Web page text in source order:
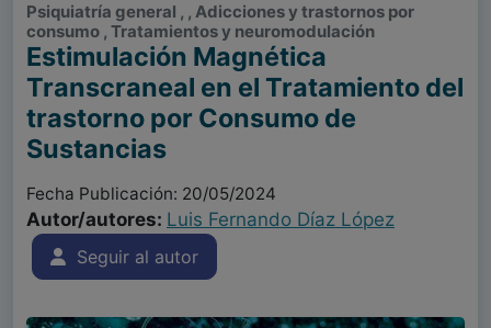
Psiquiatría general , , Adicciones y trastornos por
consumo , Tratamientos y neuromodulación
Estimulación Magnética
Transcraneal en el Tratamiento del
trastorno por Consumo de
Sustancias
Fecha Publicación: 20/05/2024
Autor/autores: Luis Fernando Díaz López
Seguir al autor